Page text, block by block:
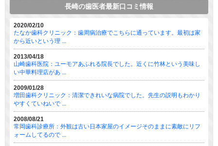
長崎の歯医者最新口コミ情報
2020/02/10
たなか歯科クリニック：歯周病治療でこちらに通っています。最初は家
から近いという理 ...
2013/04/18
山崎歯科医院：ユーモアあふれる院長でした。近くに竹林という美味し
い中華料理店があ ...
2009/01/28
増田歯科クリニック：清潔できれいな病院でした。先生の説明もわかり
やすくていねいで ...
2008/08/21
常岡歯科診療所：外観は古い日本家屋のイメージそのままに素敵にリフ
ォームしてるので ...